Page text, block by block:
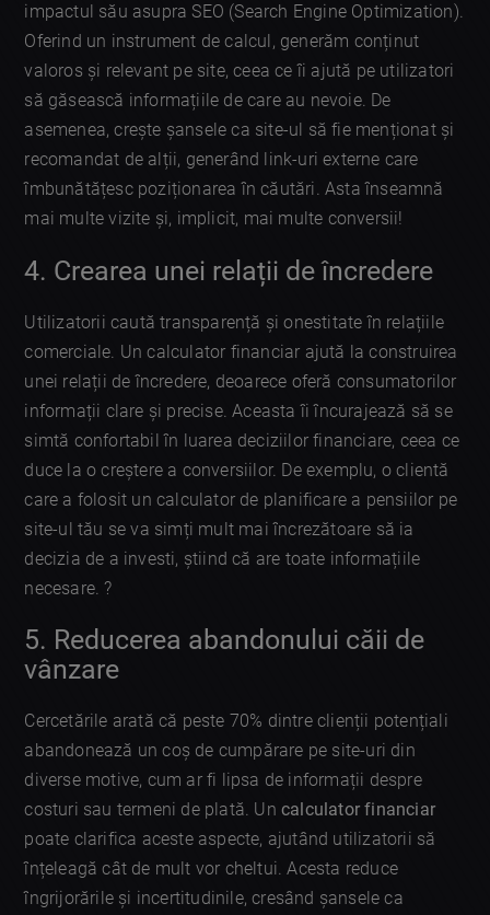
impactul său asupra SEO (Search Engine Optimization).
Oferind un instrument de calcul, generăm conținut
valoros și relevant pe site, ceea ce îi ajută pe utilizatori
să găsească informațiile de care au nevoie. De
asemenea, crește șansele ca site-ul să fie menționat și
recomandat de alții, generând link-uri externe care
îmbunătățesc poziționarea în căutări. Asta înseamnă
mai multe vizite și, implicit, mai multe conversii!
4. Crearea unei relații de încredere
Utilizatorii caută transparență și onestitate în relațiile
comerciale. Un calculator financiar ajută la construirea
unei relații de încredere, deoarece oferă consumatorilor
informații clare și precise. Aceasta îi încurajează să se
simtă confortabil în luarea deciziilor financiare, ceea ce
duce la o creștere a conversiilor. De exemplu, o clientă
care a folosit un calculator de planificare a pensiilor pe
site-ul tău se va simți mult mai încrezătoare să ia
decizia de a investi, știind că are toate informațiile
necesare. ?
5. Reducerea abandonului căii de
vânzare
Cercetările arată că peste 70% dintre clienții potențiali
abandonează un coș de cumpărare pe site-uri din
diverse motive, cum ar fi lipsa de informații despre
costuri sau termeni de plată. Uncalculator financiar
poate clarifica aceste aspecte, ajutând utilizatorii să
înțeleagă cât de mult vor cheltui. Acesta reduce
îngrijorările și incertitudinile, cresând șansele ca